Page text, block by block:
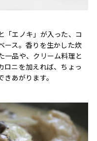
「エノキ」が入った、コ
ース。香りを生かした炊
一品や、クリーム料理と
ロニを加えれば、ちょっ
あがります。